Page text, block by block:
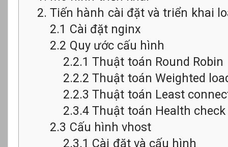
2. Tiến hành cài đặt và triển khai
2.1 Cài đặt nginx
2.2 Quy ước cấu hình
2.2.1 Thuật toán Round Robin
2.2.2 Thuật toán Weighted
2.2.3 Thuật toán Least
2.3.4 Thuật toán Health check
2.3 Cấu hình vhost
2.3.1 Cài đặt và cấu hình